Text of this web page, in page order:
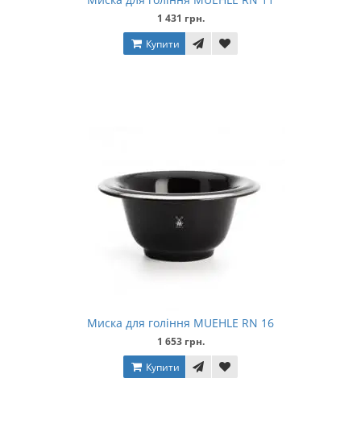
1 431 грн.
Купити
Миска для гоління MUEHLE RN 16
1 653 грн.
Купити